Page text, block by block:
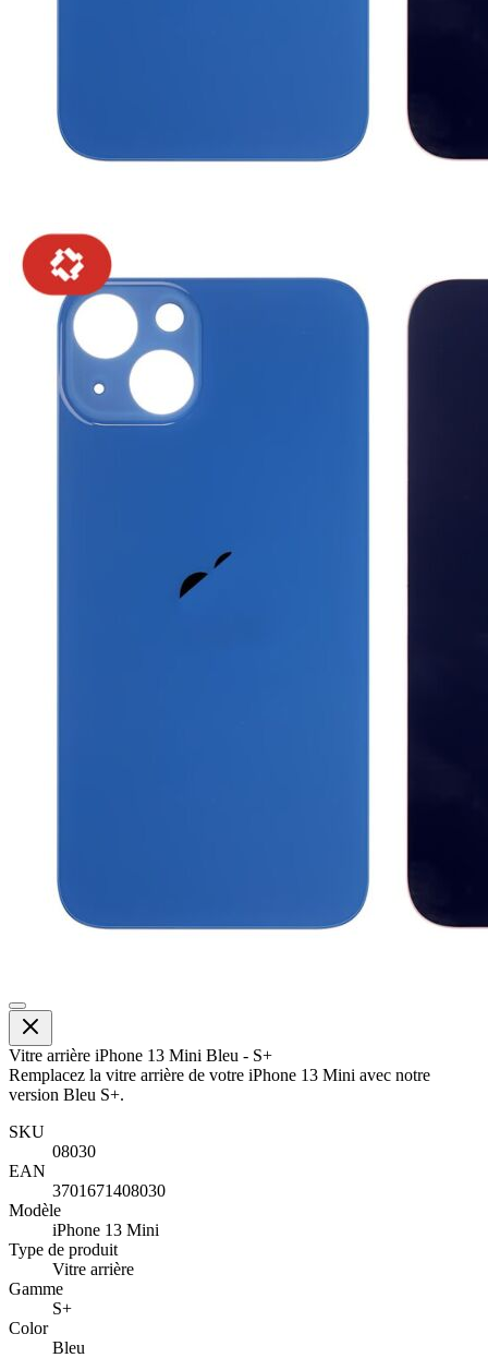
Vitre arrière iPhone 13 Mini Bleu - S+
Remplacez la vitre arrière de votre iPhone 13 Mini avec notre
version Bleu S+.
SKU
08030
EAN
3701671408030
Modèle
iPhone 13 Mini
Type de produit
Vitre arrière
Gamme
S+
Color
Bleu